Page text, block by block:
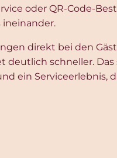
oder QR-Code-
ineinander.
direkt bei den
deutlich schneller. Das
ein Serviceerlebnis,